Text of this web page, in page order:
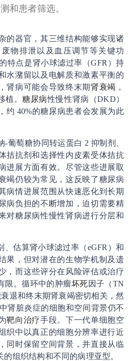
和患者筛选。
的器官，其三维结构能够实现诸
物排泄以及血压调节等关键功
特点是肾小球滤过率（GFR）持
水潴留以及电解质和激素平衡的
肾病可能会导致终末期肾衰竭 ，
植。糖尿病性慢性肾病（DKD）
约 40%的糖尿病患者会发展为此
葡萄糖协同转运蛋白 2 抑制剂、
拮抗剂和选择性内皮素受体拮抗
进展方面有效。尽管这些进展取
竭仍较为常见，这反映了糖尿病
病情进展范围从快速恶化到长期
病负担的不断增加，迫切需要精
对糖尿病性慢性肾病进行分层和
、估算肾小球滤过率（eGFR）和
果，但对潜在的生物学机制及遗
，而这些评分在风险评估或治疗
限。循环中的肿瘤坏死因子（TN
退和终末期肾衰竭密切相关，然
肾脏炎症的细胞和空间背景仍不
靶向治疗手段。下一代单细胞空
织中以真正的细胞分辨率进行近
同时保留空间背景，并直接从临
组织结构和不同的病理亚型。